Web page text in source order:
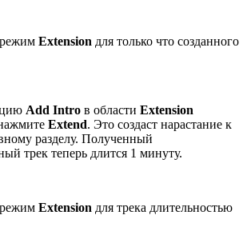
Extension для только что созданного
Add Intro в области Extension
Extend. Это создаст нарастание к
разделу. Полученный
трек теперь длится 1 минуту.
Extension для трека длительностью